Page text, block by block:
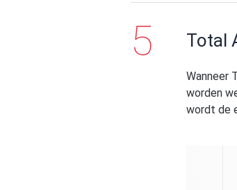
Total
Wanneer
worden
wordt de